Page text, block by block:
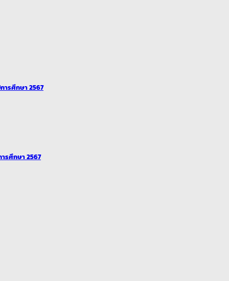
ารศึกษา 2567
รศึกษา 2567